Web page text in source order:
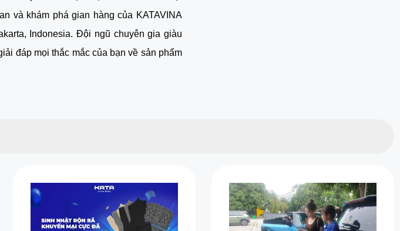
và khám phá gian hàng của KATAVINA
Indonesia. Đội ngũ chuyên gia giàu
đáp mọi thắc mắc của bạn về sản phẩm